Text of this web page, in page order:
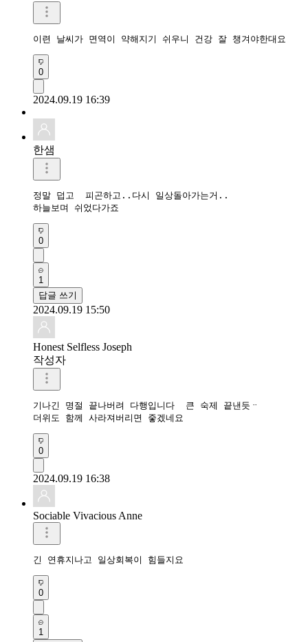
이련 날씨가 면역이 약해지기 쉬우니 건강 잘 챙겨야한대요
0
2024.09.19 16:39
한샘
정말 덥고  피곤하고..다시 일상돌아가는거..
하늘보며 쉬었다가죠
0
1
답글 쓰기
2024.09.19 15:50
Honest Selfless Joseph
작성자
기나긴 명절 끝나버려 다행입니다  큰 숙제 끝낸듯ᆢ
더위도 함께 사라져버리면 줗겠네요
0
2024.09.19 16:38
Sociable Vivacious Anne
긴 연휴지나고 일상회복이 힘들지요
0
1